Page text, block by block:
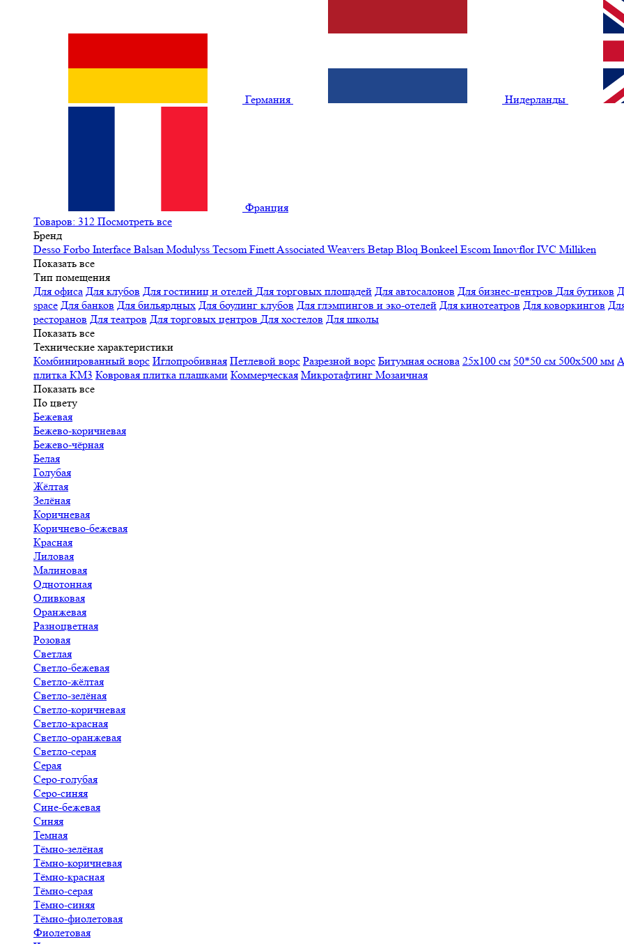
Германия Нидерланды
Франция
Товаров: 312 Посмотреть все
Бренд
Desso Forbo Interface Balsan Modulyss Tecsom FinettAssociated Weavers Betap Bloq Bonkeel Escom Innovflor IVC Milliken
Показать все
Тип помещения
Для офиса Для клубов Для гостиниц и отелей Для торговых площадей Для автосалонов Для бизнес-центров Для бутиков
space Для банков Для бильярдных Для боулинг клубов Для глэмпингов и эко-отелей Для кинотеатров Для коворкингов
ресторанов Для театров Для торговых центров Для хостелов Для школы
Показать все
Технические характеристики
Комбинированный ворс Иглопробивная Петлевой ворс Разрезной ворс Битумная основа 25x100 см 50*50 см 500х500 мм
плитка КМ3 Ковровая плитка плашками Коммерческая Микротафтинг Мозаичная
Показать все
По цвету
Бежевая
Бежево-коричневая
Бежево-чёрная
Белая
Голубая
Жёлтая
Зелёная
Коричневая
Коричнево-бежевая
Красная
Лиловая
Малиновая
Однотонная
Оливковая
Оранжевая
Разноцветная
Розовая
Светлая
Светло-бежевая
Светло-жёлтая
Светло-зелёная
Светло-коричневая
Светло-красная
Светло-оранжевая
Светло-серая
Серая
Серо-голубая
Серо-синяя
Сине-бежевая
Синяя
Темная
Тёмно-зелёная
Тёмно-коричневая
Тёмно-красная
Тёмно-серая
Тёмно-синяя
Тёмно-фиолетовая
Фиолетовая